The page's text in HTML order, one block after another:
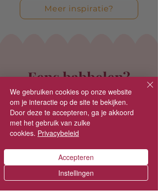
Meer inspiratie?
Eens babbelen?
Een geboortekaartje moet je kunnen
koesteren. Ik wil graag iets voor jou creëren
waar je met liefde naar blijft terugkijken. Stuur
me vrijblijven een mailtje om kennis te maken,
vragen te stellen of je ideeën te delen.
Stuur een mailtje
We gebruiken cookies op onze website
om je interactie op de site te bekijken.
Door deze te accepteren, ga je akkoord
met het gebruik van zulke
cookies. Privacybeleid
Instellingen
Accepteren